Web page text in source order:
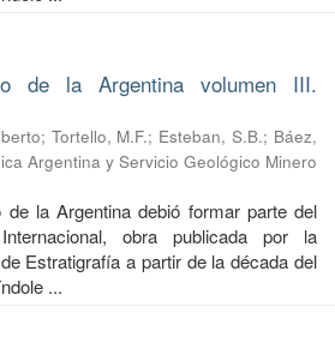
de la Argentina volumen III.
; Tortello, M.F.; Esteban, S.B.; Báez,
Argentina y Servicio Geológico Minero
la Argentina debió formar parte del
obra publicada por la
Estratigrafía a partir de la década del
...